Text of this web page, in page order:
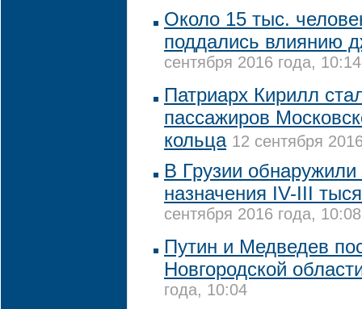
Около 15 тыс.
поддались влиянию
сентября 2016 года, 10:14
Патриарх Кирилл
пассажиров
кольца 12 сентября
В Грузии обнаружили
назначения IV-III
сентября 2016 года, 10:08
Путин и Медведев
Новгородской
года, 10:04